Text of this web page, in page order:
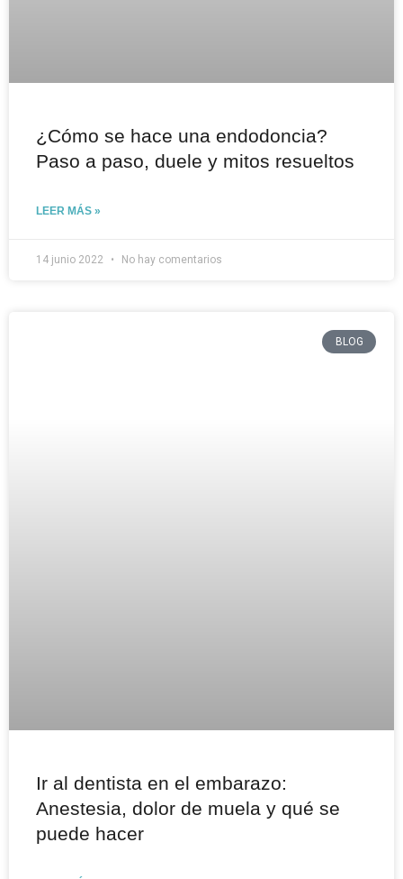
¿Cómo se hace una endodoncia?
Paso a paso, duele y mitos resueltos
LEER MÁS »
14 junio 2022 No hay comentarios
BLOG
Ir al dentista en el embarazo:
Anestesia, dolor de muela y qué se
puede hacer